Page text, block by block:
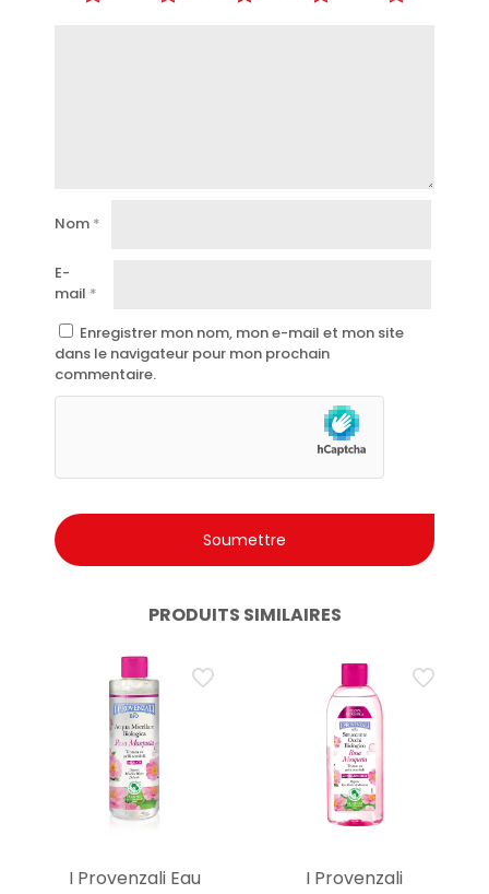
Nom *
E-
mail *
Enregistrer mon nom, mon e-mail et mon site
dans le navigateur pour mon prochain
commentaire.
PRODUITS SIMILAIRES
I Provenzali Eau
I Provenzali